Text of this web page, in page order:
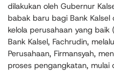
dilakukan oleh Gubernur
babak baru bagi Bank
kelola perusahaan yang baik
Bank Kalsel, Fachrudin,
Perusahaan, Firmansyah,
proses pengangkatan, mulai